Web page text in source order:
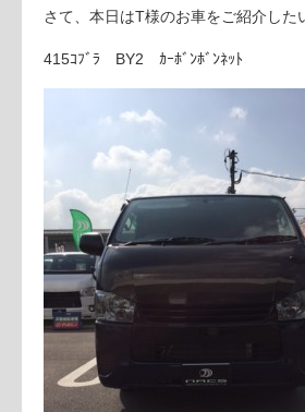
さて、本日はT様のお車をご紹介した
415ｺﾌﾞﾗ BY2 ｶｰﾎﾞﾝﾎﾞﾝﾈｯﾄ